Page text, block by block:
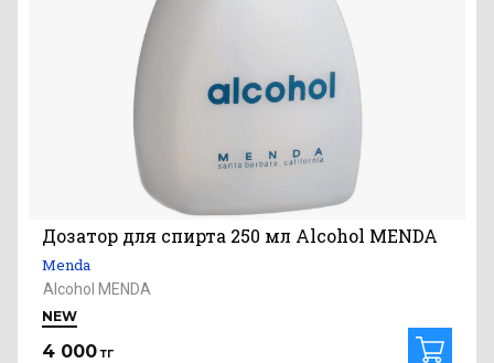
Дозатор для спирта 250 мл Alcohol MENDA
Menda
Alcohol MENDA
NEW
4 000тг